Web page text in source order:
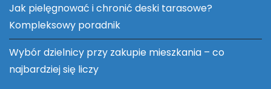
Jak pielęgnować i chronić deski tarasowe?
Kompleksowy poradnik
Wybór dzielnicy przy zakupie mieszkania – co
najbardziej się liczy